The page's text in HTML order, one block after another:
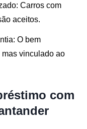
Carros com
aceitos.
O bem
vinculado ao
com